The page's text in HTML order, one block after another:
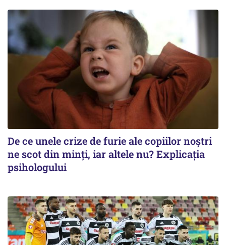
De ce unele crize de furie ale copiilor noștri
ne scot din minți, iar altele nu? Explicația
psihologului